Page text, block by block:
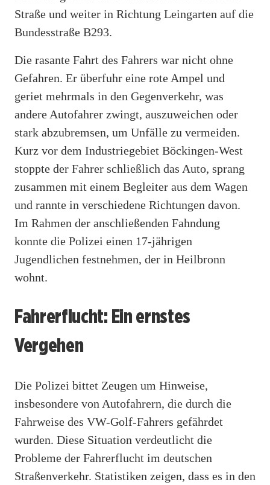
Straße und weiter in Richtung Leingarten auf die
Bundesstraße B293.
Die rasante Fahrt des Fahrers war nicht ohne
Gefahren. Er überfuhr eine rote Ampel und
geriet mehrmals in den Gegenverkehr, was
andere Autofahrer zwingt, auszuweichen oder
stark abzubremsen, um Unfälle zu vermeiden.
Kurz vor dem Industriegebiet Böckingen-West
stoppte der Fahrer schließlich das Auto, sprang
zusammen mit einem Begleiter aus dem Wagen
und rannte in verschiedene Richtungen davon.
Im Rahmen der anschließenden Fahndung
konnte die Polizei einen 17-jährigen
Jugendlichen festnehmen, der in Heilbronn
wohnt.
Fahrerflucht: Ein ernstes
Vergehen
Die Polizei bittet Zeugen um Hinweise,
insbesondere von Autofahrern, die durch die
Fahrweise des VW-Golf-Fahrers gefährdet
wurden. Diese Situation verdeutlicht die
Probleme der Fahrerflucht im deutschen
Straßenverkehr. Statistiken zeigen, dass es in den